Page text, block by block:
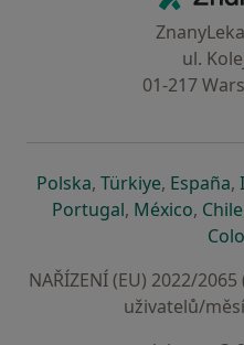
ul.
01-217
Polskase otevře v nové
, Türkiyese otevře
, España,
Portugalse otevře v
, Méxicose
, Chile
NAŘÍZENÍ (EU) 2022/
uživatelů/